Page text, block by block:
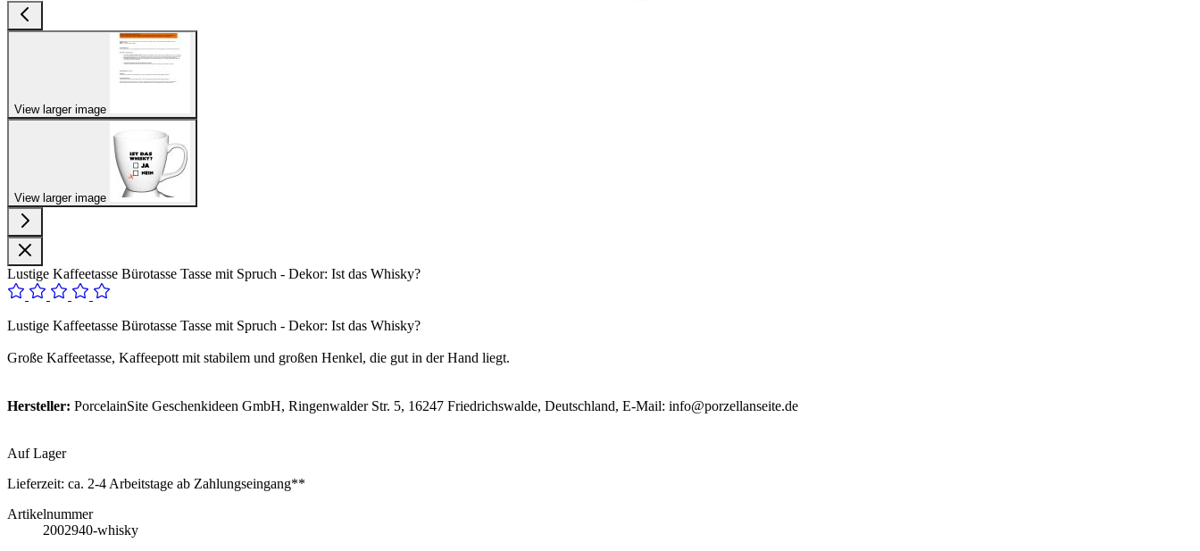
View larger image
View larger image
Lustige Kaffeetasse Bürotasse Tasse mit Spruch - Dekor: Ist das Whisky?
Lustige Kaffeetasse Bürotasse Tasse mit Spruch - Dekor: Ist das Whisky?
Große Kaffeetasse, Kaffeepott mit stabilem und großen Henkel, die gut in der Hand liegt.
Hersteller: PorcelainSite Geschenkideen GmbH, Ringenwalder Str. 5, 16247 Friedrichswalde, Deutschland, E-Mail: info@porzellanseite.de
Auf Lager
Lieferzeit: ca. 2-4 Arbeitstage ab Zahlungseingang**
Artikelnummer
2002940-whisky